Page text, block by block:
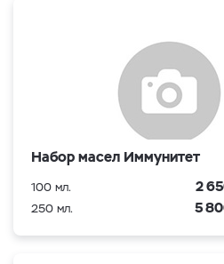
Набор масел Иммунитет
100 мл. 2
250 мл. 5